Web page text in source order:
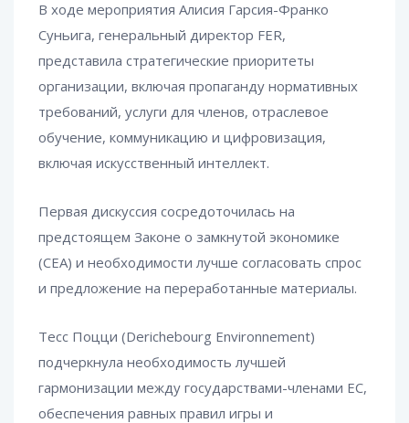
В ходе мероприятия Алисия Гарсия-Франко
Суньига, генеральный директор FER,
представила стратегические приоритеты
организации, включая пропаганду нормативных
требований, услуги для членов, отраслевое
обучение, коммуникацию и цифровизация,
включая искусственный интеллект.
Первая дискуссия сосредоточилась на
предстоящем Законе о замкнутой экономике
(CEA) и необходимости лучше согласовать спрос
и предложение на переработанные материалы.
Тесс Поцци (Derichebourg Environnement)
подчеркнула необходимость лучшей
гармонизации между государствами-членами ЕС,
обеспечения равных правил игры и